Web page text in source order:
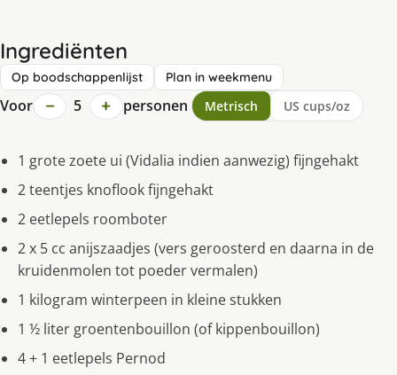
Ingrediënten
Op boodschappenlijst Plan in weekmenu
Voor − 5 + personen Metrisch US cups/oz
1 grote zoete ui (Vidalia indien aanwezig) fijngehakt
2 teentjes knoflook fijngehakt
2 eetlepels roomboter
2 x 5 cc anijszaadjes (vers geroosterd en daarna in de
kruidenmolen tot poeder vermalen)
1 kilogram winterpeen in kleine stukken
1 ½ liter groentenbouillon (of kippenbouillon)
4 + 1 eetlepels Pernod